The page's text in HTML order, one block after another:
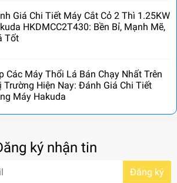
Giá Chi Tiết Máy Cắt Cỏ 2 Thì 1.25KW
HKDMCC2T430: Bền Bỉ, Mạnh Mẽ,
Tốt
Các Máy Thổi Lá Bán Chạy Nhất Trên
Trường Hiện Nay: Đánh Giá Chi Tiết
Máy Hakuda
ký nhận tin
Đăng ký